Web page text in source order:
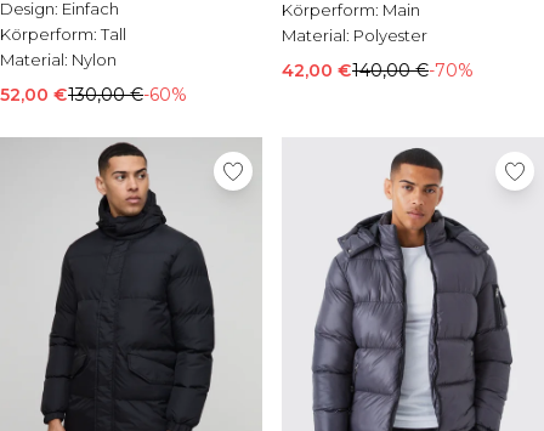
Design: Einfach
Körperform:Tall
Material: Nylon
52,00 €130,00 €-60%
Körperform: Main
Material: Polyester
42,00 €140,00 €-70%